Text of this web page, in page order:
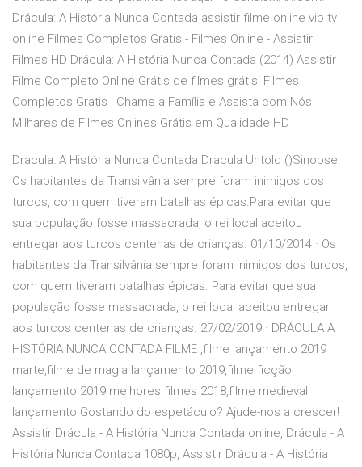
Drácula: A História Nunca Contada assistir filme online vip tv
online Filmes Completos Gratis - Filmes Online - Assistir
Filmes HD Drácula: A História Nunca Contada (2014) Assistir
Filme Completo Online Grátis de filmes grátis, Filmes
Completos Gratis , Chame a Família e Assista com Nós
Milhares de Filmes Onlines Grátis em Qualidade HD
Dracula: A História Nunca Contada Dracula Untold ()Sinopse:
Os habitantes da Transilvânia sempre foram inimigos dos
turcos, com quem tiveram batalhas épicas.Para evitar que
sua população fosse massacrada, o rei local aceitou
entregar aos turcos centenas de crianças. 01/10/2014 · Os
habitantes da Transilvânia sempre foram inimigos dos turcos,
com quem tiveram batalhas épicas. Para evitar que sua
população fosse massacrada, o rei local aceitou entregar
aos turcos centenas de crianças. 27/02/2019 · DRÁCULA A
HISTÓRIA NUNCA CONTADA FILME ,filme lançamento 2019
marte,filme de magia lançamento 2019,filme ficção
lançamento 2019 melhores filmes 2018,filme medieval
lançamento Gostando do espetáculo? Ajude-nos a crescer!
Assistir Drácula - A História Nunca Contada online, Drácula - A
História Nunca Contada 1080p, Assistir Drácula - A História